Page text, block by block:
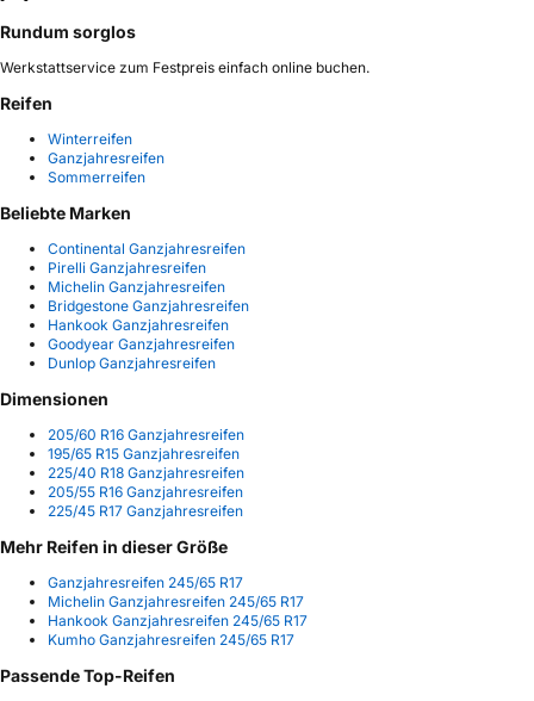
Rundum sorglos
Werkstattservice zum Festpreis einfach online buchen.
Reifen
Winterreifen
Ganzjahresreifen
Sommerreifen
Beliebte Marken
Continental Ganzjahresreifen
Pirelli Ganzjahresreifen
Michelin Ganzjahresreifen
Bridgestone Ganzjahresreifen
Hankook Ganzjahresreifen
Goodyear Ganzjahresreifen
Dunlop Ganzjahresreifen
Dimensionen
205/60 R16 Ganzjahresreifen
195/65 R15 Ganzjahresreifen
225/40 R18 Ganzjahresreifen
205/55 R16 Ganzjahresreifen
225/45 R17 Ganzjahresreifen
Mehr Reifen in dieser Größe
Ganzjahresreifen 245/65 R17
Michelin Ganzjahresreifen 245/65 R17
Hankook Ganzjahresreifen 245/65 R17
Kumho Ganzjahresreifen 245/65 R17
Passende Top-Reifen